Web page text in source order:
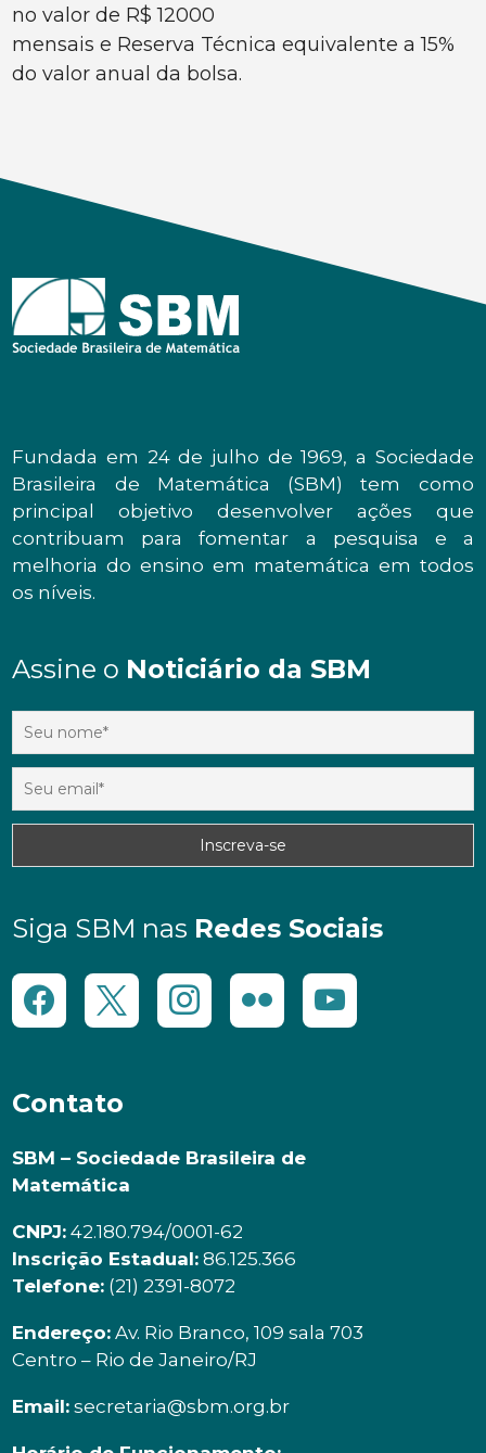
no valor de R$ 12000
mensais e Reserva Técnica equivalente a 15%
do valor anual da bolsa.
Fundada em 24 de julho de 1969, a Sociedade
Brasileira de Matemática (SBM) tem como
principal objetivo desenvolver ações que
contribuam para fomentar a pesquisa e a
melhoria do ensino em matemática em todos
os níveis.
Assine o Noticiário da SBM
Siga SBM nas Redes Sociais
Contato
SBM – Sociedade Brasileira de
Matemática
CNPJ: 42.180.794/0001-62
Inscrição Estadual: 86.125.366
Telefone: (21) 2391-8072
Endereço: Av. Rio Branco, 109 sala 703
Centro – Rio de Janeiro/RJ
Email: secretaria@sbm.org.br